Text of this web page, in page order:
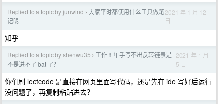
Replied to a topic by junwind › 大家平时都使用什么工具做笔
记呢
2021 年 1 月 12
日
知乎
Replied to a topic by shenwu35 › 工作 8 年手写不出反转链表是
不是进不了 bat 了？
2021 年 1 月
5 日
你们刷 leetcode 是直接在网页里面写代码，还是先在 ide 写好后运行
没问题了，再复制粘贴进去？